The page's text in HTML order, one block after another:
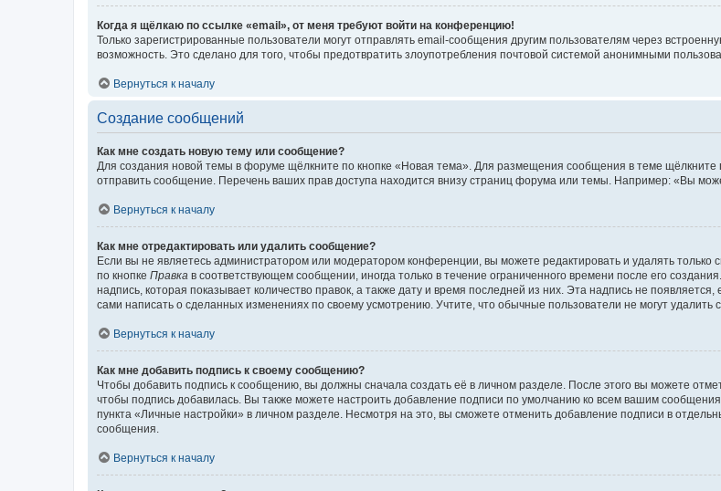
Когда я щёлкаю по ссылке «email», от меня требуют войти на конференцию!
Только зарегистрированные пользователи могут отправлять email-сообщения другим пользователям через
возможность. Это сделано для того, чтобы предотвратить злоупотребления почтовой системой анонимными
Вернуться к началу
Создание сообщений
Как мне создать новую тему или сообщение?
Для создания новой темы в форуме щёлкните по кнопке «Новая тема». Для размещения сообщения в теме щёлкните
отправить сообщение. Перечень ваших прав доступа находится внизу страниц форума или темы. Например: «Вы
Вернуться к началу
Как мне отредактировать или удалить сообщение?
Если вы не являетесь администратором или модератором конференции, вы можете редактировать и удалять
по кнопке Правка в соответствующем сообщении, иногда только в течение ограниченного времени после его
надпись, которая показывает количество правок, а также дату и время последней из них. Эта надпись не
сами написать о сделанных изменениях по своему усмотрению. Учтите, что обычные пользователи не могут удалить
Вернуться к началу
Как мне добавить подпись к своему сообщению?
Чтобы добавить подпись к сообщению, вы должны сначала создать её в личном разделе. После этого вы можете
чтобы подпись добавилась. Вы также можете настроить добавление подписи по умолчанию ко всем вашим
пункта «Личные настройки» в личном разделе. Несмотря на это, вы сможете отменить добавление подписи в
сообщения.
Вернуться к началу